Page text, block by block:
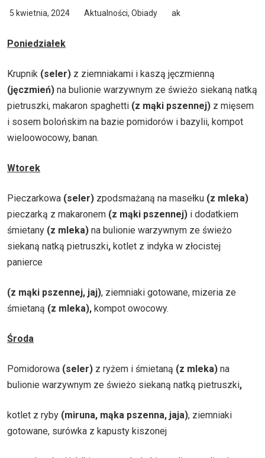
5 kwietnia, 2024 Aktualności, Obiady ak
Poniedziałek
Krupnik (seler) z ziemniakami i kaszą jęczmienną
(jęczmień) na bulionie warzywnym ze świeżo siekaną natką
pietruszki, makaron spaghetti (z mąki pszennej) z mięsem
i sosem bolońskim na bazie pomidorów i bazylii, kompot
wieloowocowy, banan.
Wtorek
Pieczarkowa (seler) zpodsmażaną na masełku (z mleka)
pieczarką z makaronem (z mąki pszennej) i dodatkiem
śmietany (z mleka) na bulionie warzywnym ze świeżo
siekaną natką pietruszki, kotlet z indyka w złocistej
panierce
(z mąki pszennej, jaj), ziemniaki gotowane, mizeria ze
śmietaną (z mleka), kompot owocowy.
Środa
Pomidorowa (seler) z ryżem i śmietaną (z mleka) na
bulionie warzywnym ze świeżo siekaną natką pietruszki,
kotlet z ryby (miruna, mąka pszenna, jaja), ziemniaki
gotowane, surówka z kapusty kiszonej